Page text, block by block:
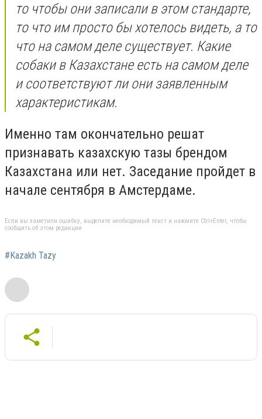
то чтобы они записали в этом стандарте,
то что им просто бы хотелось видеть, а то
что на самом деле существует. Какие
собаки в Казахстане есть на самом деле
и соответствуют ли они заявленным
характеристикам.
Именно там окончательно решат
признавать казахскую тазы брендом
Казахстана или нет. Заседание пройдет в
начале сентября в Амстердаме.
Если вы заметили ошибку, выделите необходимый текст и нажмите Ctrl+Enter, чтобы
сообщить об этом редакции
#Kazakh Tazy